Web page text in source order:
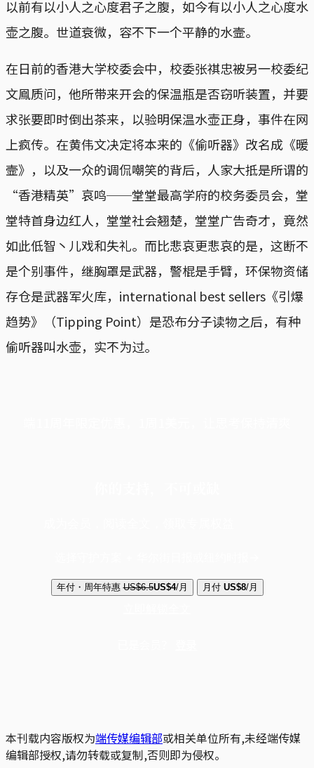
以前有以小人之心度君子之腹，如今有以小人之心度水
壶之腹。世道衰微，容不下一个平静的水壸。
在日前的香港大学校委会中，校委张祺忠被另一校委纪
文鳯质问，他所带来开会的保温瓶是否窃听装置，并要
求张要即时倒出茶来，以验明保温水壶正身，事件在网
上疯传。在黄伟文决定将本来的《偷听器》改名成《暖
壸》，以及一众的调侃嘲笑的背后，人家大抵是所谓的
“香港精英”哀鸣──堂堂最高学府的校务委员会，堂
堂特首身边红人，堂堂社会翘楚，堂堂广告奇才，竟然
如此低智丶儿戏和失礼。而比悲哀更悲哀的是，这断不
是个别事件，继胸罩是武器，警棍是手臂，环保物资储
存仓是武器军火库，international best sellers《引爆
趋势》（Tipping Point）是恐布分子读物之后，有种
偷听器叫水壶，实不为过。
年付・周年特惠 US$6.5US$4/月 月付 US$8/月
本刊载内容版权为端传媒编辑部或相关单位所有,未经端传媒
编辑部授权,请勿转载或复制,否则即为侵权。